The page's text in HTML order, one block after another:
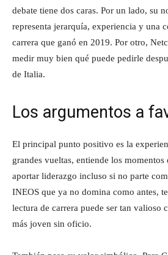
debate tiene dos caras. Por un lado, su
representa jerarquía, experiencia y una
carrera que ganó en 2019. Por otro,
medir muy bien qué puede pedirle
de Italia.
Los argumentos a
El principal punto positivo es la
grandes vueltas, entiende los momentos
aportar liderazgo incluso si no parte
INEOS que ya no domina como antes,
lectura de carrera puede ser tan valioso
más joven sin oficio.